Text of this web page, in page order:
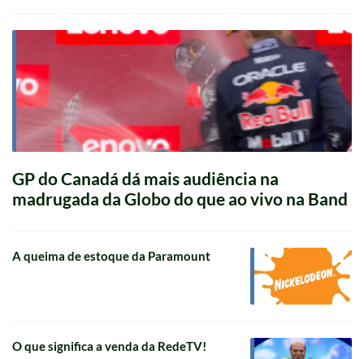
GP do Canadá dá mais audiência na
madrugada da Globo do que ao vivo na Band
A queima de estoque da Paramount
O que significa a venda da RedeTV!